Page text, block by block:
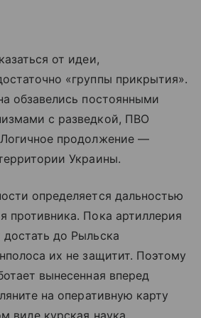
от идеи,
«группы прикрытия».
обзавелись постоянными
с разведкой, ПВО
продолжение —
Украины.
определяется дальностью
противника. Пока артиллерия
до Рыльска
их не защитит. Поэтому
вынесенная вперед
на оперативную карту